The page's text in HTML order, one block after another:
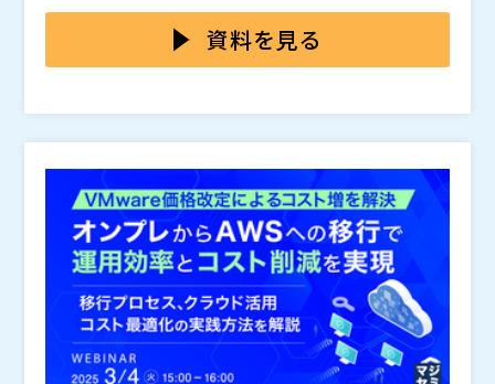
るなど、導入企業への影響が懸念されています。
運用などを再評価したり、見直しを進めるようになりま
した。 VMware基盤からの代替手段には、主要クラウ
ム、ハイパーコンバージドインフラストラクチャ（HC
I）、コンテナベースのインフラなどが考えられます。
もちろんVMware環境を継続することを選ぶ組織も少な
くありません。 こうした選択肢から自社のリソースや
運用方針、今後のITインフラ戦略に合致する手段を検討
しなければなりません。
リスクとコストを伴うプロジェクトです。仮想化環境を
見直す際には、他の導入済み製品やサービスとの関係を
想化ライセンス費用、運用コスト、セキュリティ、他製
品との相性などを踏まえて判断しなければいけません。
ITインフラ運用で失敗しないためにはどのような判断が
必要なのでしょうか。 本セミナーは、VMware移行な
ど自社のITインフラの見直しを検討されている企業・組
織の情報システム部門、システム運用部門の方を対象に
開催いたします。ITインフラ更新のタイミングで検討に
上がる「オンプレミスをそのまま更新するのか、クラウ
ドへの移行を検討するのか」という課題への解決策とし
て、経験豊富なシステムコンサルタントがIT環境を診断
し、最適なインフラ基盤を提案する診断サービスをご紹
株式会社オープンソース活用研究所（）
マジセミ株式会社（）
※共催、協賛、協力、講演企業は将来的に追加、削除さ
れる可能性があります。
資料を見る